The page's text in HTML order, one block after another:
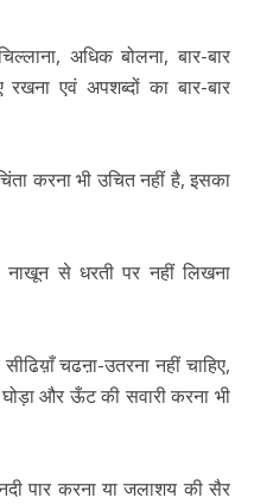
अधिक बोलना, बार-बार
रखना एवं अपशब्दों का बार-बार
करना भी उचित नहीं है, इसका
नाखून से धरती पर नहीं लिखना
चढऩा-उतरना नहीं चाहिए,
घोड़ा और ऊँट की सवारी करना भी
पार करना या जलाशय की सैर